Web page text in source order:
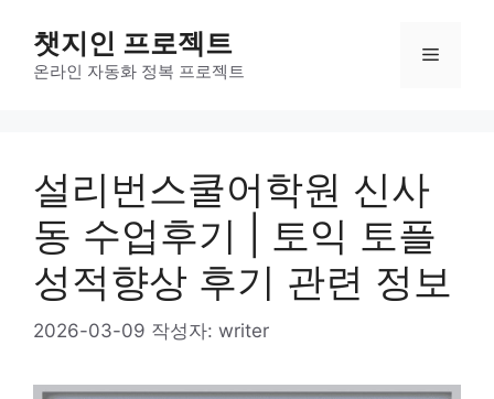
챗지인 프로젝트
온라인 자동화 정복 프로젝트
메
설리번스쿨어학원 신사
동 수업후기 | 토익 토플
성적향상 후기 관련 정보
2026-03-09 작성자: writer